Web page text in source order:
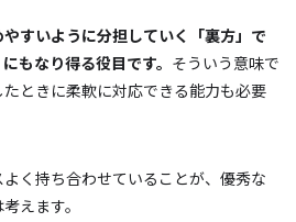
すいように分担していく「裏方」で
もなり得る役目です。 そういう意味で
ときに柔軟に対応できる能力も必要
く持ち合わせていることが、優秀な
えます。